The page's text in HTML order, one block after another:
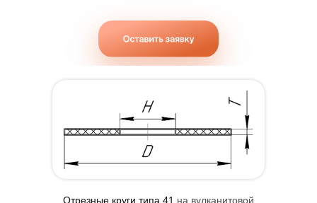
Отрезные круги типа 41 на вулканитовой
г. Златоуст, проезд Абразивный, д. 1
Отгрузка со склада ООО «Златабразив»